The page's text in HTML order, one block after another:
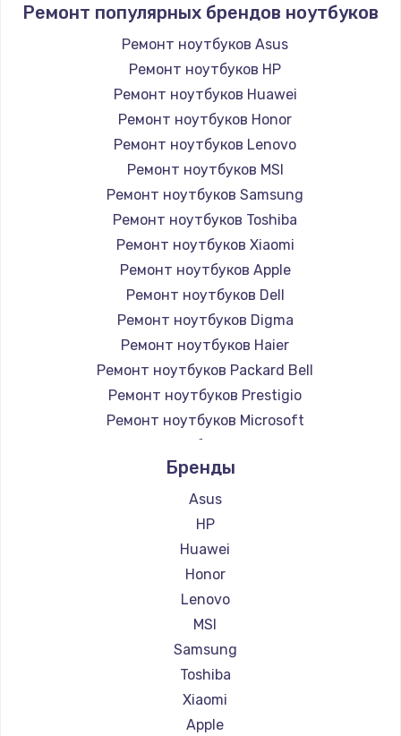
Ремонт популярных брендов ноутбуков
Ремонт ноутбуков Asus
Ремонт ноутбуков HP
Ремонт ноутбуков Huawei
Ремонт ноутбуков Honor
Ремонт ноутбуков Lenovo
Ремонт ноутбуков MSI
Ремонт ноутбуков Samsung
Ремонт ноутбуков Toshiba
Ремонт ноутбуков Xiaomi
Ремонт ноутбуков Apple
Ремонт ноутбуков Dell
Ремонт ноутбуков Digma
Ремонт ноутбуков Haier
Ремонт ноутбуков Packard Bell
Ремонт ноутбуков Prestigio
Ремонт ноутбуков Microsoft
Ремонт ноутбуков Alienware
Ремонт ноутбуков Aquarius
Ремонт ноутбуков Gigabyte
Ремонт ноутбуков Aorus
Ремонт ноутбуков Maibenben
Ремонт ноутбуков Getac
Ремонт ноутбуков Epson
Ремонт ноутбуков Philips
Ремонт ноутбуков LG
Ремонт ноутбуков Panasonic
Ремонт ноутбуков Irbis
Ремонт ноутбуков Thunderobot
Бренды
Asus
HP
Huawei
Honor
Lenovo
MSI
Samsung
Toshiba
Xiaomi
Apple